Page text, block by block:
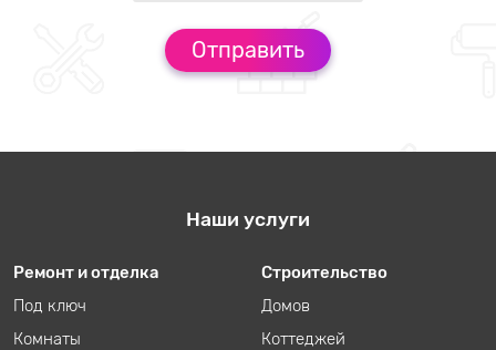
Наши услуги
Ремонт и отделка
Под ключ
Комнаты
Строительство
Домов
Коттеджей